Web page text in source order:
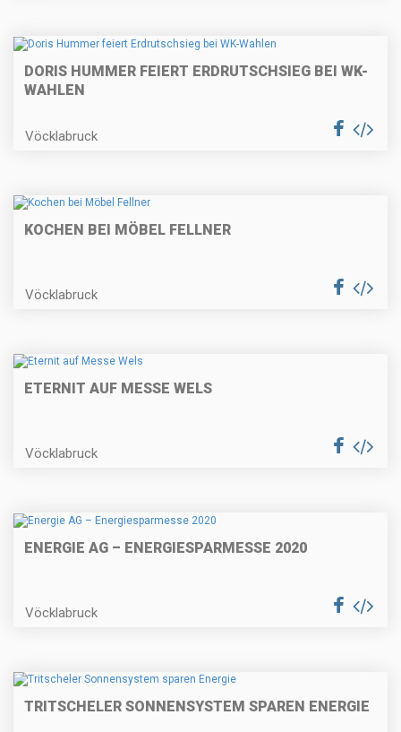
DORIS HUMMER FEIERT ERDRUTSCHSIEG BEI WK-
WAHLEN
Vöcklabruck
KOCHEN BEI MÖBEL FELLNER
Vöcklabruck
ETERNIT AUF MESSE WELS
Vöcklabruck
ENERGIE AG – ENERGIESPARMESSE 2020
Vöcklabruck
TRITSCHELER SONNENSYSTEM SPAREN ENERGIE